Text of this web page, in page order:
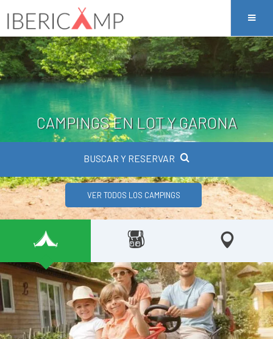
CAMPINGS EN LOT Y GARONA
BUSCAR Y RESERVAR
VER TODOS LOS CAMPINGS